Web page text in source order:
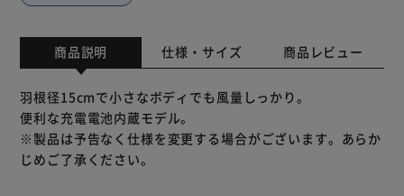
商品説明 仕様・サイズ 商品レビュー
羽根径15cmで小さなボディでも風量しっかり。
便利な充電電池内蔵モデル。
※製品は予告なく仕様を変更する場合がございます。あらか
じめご了承ください。